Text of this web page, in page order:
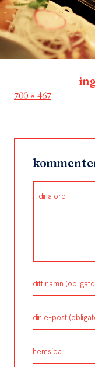
Full
700 × 467